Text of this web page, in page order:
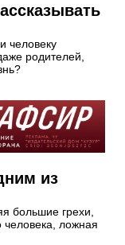
человеку
родителей,
из
большие грехи,
человека, ложная